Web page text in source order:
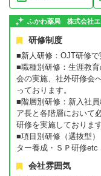
ふかわ薬局 株式会社エ
研修制度
■新人研修：OJT研修で
■職種別研修：生涯教
会の実施、社外研修会
っております。
■階層別研修：新入社
ア長と各階層において
研修を実施しております
■項目別研修（選抜型
ター養成・ＳＰ研修etc
会社雰囲気